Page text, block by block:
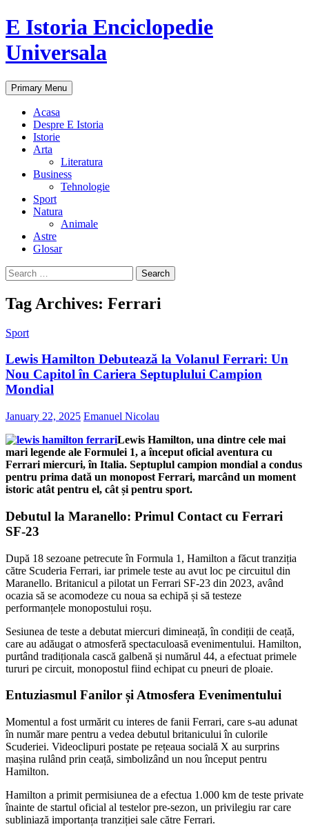
E Istoria Enciclopedie
Universala
Search
Primary Menu Skip
to
Acasa
Despre E Istoria
Istorie
Arta
Literatura
Business
Tehnologie
Sport
Natura
Animale
Astre
Glosar
Search
for:
Tag Archives: Ferrari
Sport
Lewis Hamilton Debutează la Volanul Ferrari: Un
Nou Capitol în Cariera Septuplului Campion
Mondial
January 22, 2025 Emanuel Nicolau
Lewis Hamilton, una dintre cele mai
mari legende ale Formulei 1, a început oficial aventura cu
Ferrari miercuri, în Italia. Septuplul campion mondial a condus
pentru prima dată un monopost Ferrari, marcând un moment
istoric atât pentru el, cât și pentru sport.
Debutul la Maranello: Primul Contact cu Ferrari
SF-23
După 18 sezoane petrecute în Formula 1, Hamilton a făcut tranziția
către Scuderia Ferrari, iar primele teste au avut loc pe circuitul din
Maranello. Britanicul a pilotat un Ferrari SF-23 din 2023, având
ocazia să se acomodeze cu noua sa echipă și să testeze
performanțele monopostului roșu.
Sesiunea de teste a debutat miercuri dimineață, în condiții de ceață,
care au adăugat o atmosferă spectaculoasă evenimentului. Hamilton,
purtând tradiționala cască galbenă și numărul 44, a efectuat primele
tururi pe circuit, monopostul fiind echipat cu pneuri de ploaie.
Entuziasmul Fanilor și Atmosfera Evenimentului
Momentul a fost urmărit cu interes de fanii Ferrari, care s-au adunat
în număr mare pentru a vedea debutul britanicului în culorile
Scuderiei. Videoclipuri postate pe rețeaua socială X au surprins
mașina rulând prin ceață, simbolizând un nou început pentru
Hamilton.
Hamilton a primit permisiunea de a efectua 1.000 km de teste private
înainte de startul oficial al testelor pre-sezon, un privilegiu rar care
subliniază importanța tranziției sale către Ferrari.